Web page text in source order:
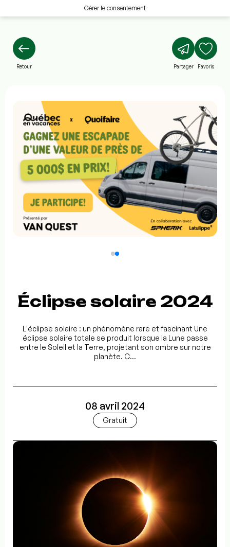
Gérer le consentement
Retour Partager Favoris
Éclipse solaire 2024
L'éclipse solaire : un phénomène rare et fascinant Une
éclipse solaire totale se produit lorsque la Lune passe
entre le Soleil et la Terre, projetant son ombre sur notre
planète. C...
08 avril 2024
Gratuit